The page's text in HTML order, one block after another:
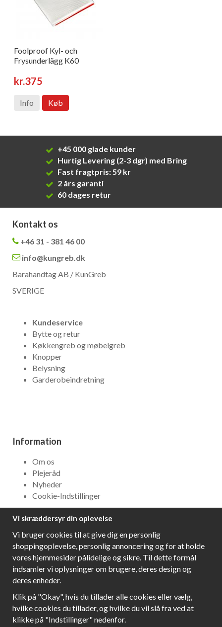
Foolproof Kyl- och
Frysunderlägg K60
kr.375
Info Køb
+45 000 glade kunder
Hurtig Levering (2-3 dgr) med Bring
Fast fragtpris: 59 kr
2 års garanti
60 dages retur
Kontakt os
+46 31 - 381 46 00
info@kungreb.dk
Barahandtag AB / KunGreb
SVERIGE
Kundeservice
Bytte og retur
Køkkengreb og møbelgreb
Knopper
Belysning
Garderobeindretning
Information
Om os
Plejeråd
Nyheder
Cookie-Indstillinger
NYHEDSBREV
Få bedste tilbud og\r spændende nye produkter!
Vi skræddersyr din oplevelse
Vi bruger cookies til at give dig en personlig
shoppingoplevelse, personlig annoncering og for at holde
vores hjemmesider pålidelige og sikre. Til dette formål
indsamler vi oplysninger om brugere, deres design og
deres enheder.
Klik på "Okay", hvis du tillader alle cookies eller vælg,
hvilke cookies du tillader, og hvilke du vil slå fra ved at
klikke på "Indstillinger" nedenfor.